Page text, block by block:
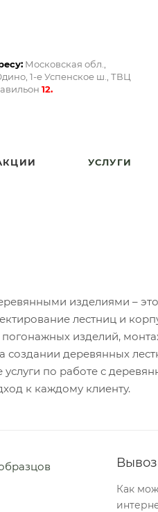
Московская обл.,
1-е Успенское ш., ТВЦ
12.
УСЛУГИ
изделиями –
лестниц и
изделий,
создании деревянных
услуги по работе с
к каждому клиенту.
Как